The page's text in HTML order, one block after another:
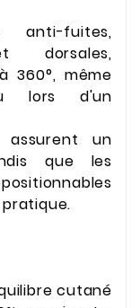
anti-fuites,
dorsales,
360°, même
lors d'un
assurent un
que les
cutané